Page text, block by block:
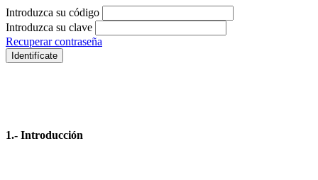
Introduzca su código
Introduzca su clave
Recuperar contraseña
Identifícate
1.- Introducción